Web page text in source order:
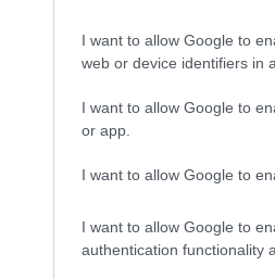
I want to allow Google to
web or device identifiers in
I want to allow Google to
or app.
I want to allow Google to
I want to allow Google to
authentication functionality
The Zone of Interest του